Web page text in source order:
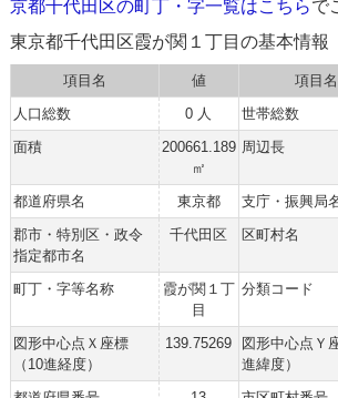
京都千代田区の町丁・字一覧はこちらで
東京都千代田区霞が関１丁目の基本情報
項目名 値 項目名
人口総数
0 人 世帯総数
面積
200661.189
㎡
周辺長
都道府県名 東京都
支庁・振興局
郡市・特別区・政令
指定都市名
千代田区 区町村名
町丁・字等名称
霞が関１丁
目
分類コード
図形中心点Ｘ座標
（10進経度）
139.75269
図形中心点Ｙ
進緯度）